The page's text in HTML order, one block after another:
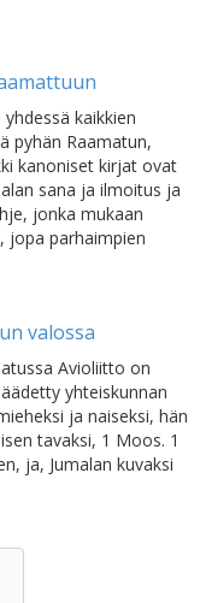
kaikkien
pyhän Raamatun,
kanoniset kirjat ovat
sana ja ilmoitus ja
jonka mukaan
jopa parhaimpien
valossa
Avioliitto on
yhteiskunnan
ja naiseksi, hän
tavaksi, 1 Moos. 1
ja, Jumalan kuvaksi